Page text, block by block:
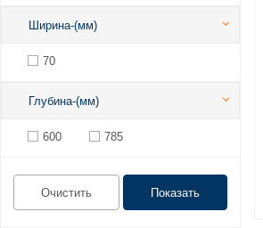
Ширина-(мм)
70
Глубина-(мм)
600 785